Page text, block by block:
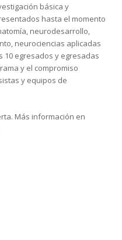
básica y
hasta el momento
neurodesarrollo,
neurociencias aplicadas
10 egresados y egresadas
y el compromiso
y equipos de
Más información en